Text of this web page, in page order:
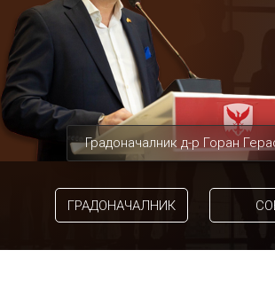
Градоначалник д-р Горан
ГРАДОНАЧАЛНИК